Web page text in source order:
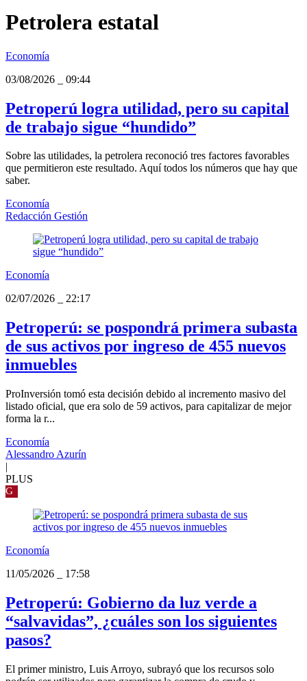
Petrolera estatal
Economía
03/08/2026
09:44
Petroperú logra utilidad, pero su capital
de trabajo sigue “hundido”
Sobre las utilidades, la petrolera reconoció tres factores favorables
que permitieron este resultado. Aquí todos los números que hay que
saber.
Economía
Redacción Gestión
Economía
02/07/2026
22:17
Petroperú: se pospondrá primera subasta
de sus activos por ingreso de 455 nuevos
inmuebles
ProInversión tomó esta decisión debido al incremento masivo del
listado oficial, que era solo de 59 activos, para capitalizar de mejor
forma la r...
Economía
Alessandro Azurín
|
PLUS
G
Economía
11/05/2026
17:58
Petroperú: Gobierno da luz verde a
“salvavidas”, ¿cuáles son los siguientes
pasos?
El primer ministro, Luis Arroyo, subrayó que los recursos solo